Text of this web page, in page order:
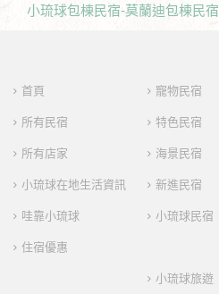
小琉球包棟民宿-莫蘭迪包棟民宿
首頁
所有民宿
所有店家
小琉球在地生活資訊
哇靠小琉球
住宿優惠
寵物民宿
特色民宿
海景民宿
新進民宿
小琉球民宿
小琉球旅遊